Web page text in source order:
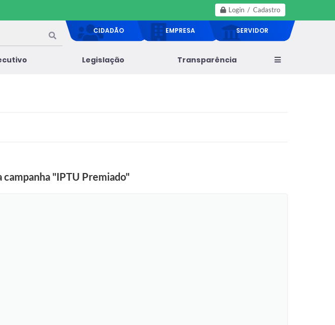
Login / Cadastro
CIDADÃO EMPRESA SERVIDOR
Legislação Transparência
"IPTU Premiado"